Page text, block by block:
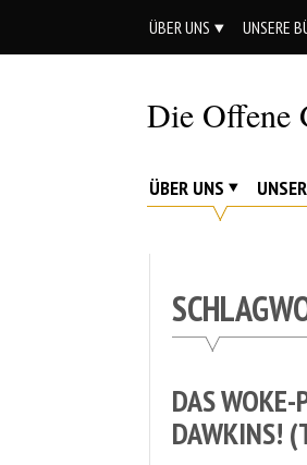
ÜBER UNS UNSERE
Die Offene
Ethik.
Argumente.
ÜBER UNS
DAS
DAWKINS!